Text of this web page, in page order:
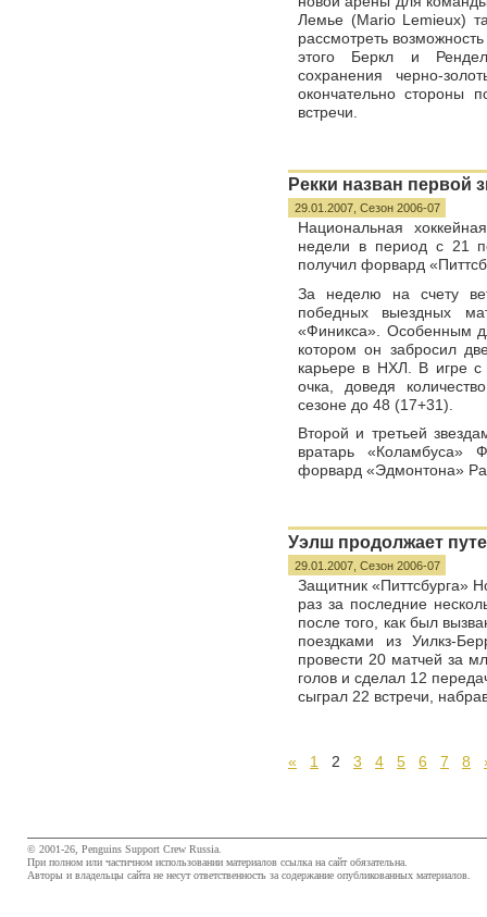
Лемье (Mario Lemieux)
рассмотреть
этого Беркл и
сохранения черно-
окончательно стороны
встречи.
Рекки назван первой
29.01.2007, Сезон 2006-07
Национальная
недели в период с 21
получил форвард
За неделю на счету
победных выездных
«Финикса». Особенным
котором он забросил
карьере в НХЛ. В игре
очка, доведя
сезоне до 48 (17+31).
Второй и третьей
вратарь «Коламбуса»
форвард «Эдмонтона»
Уэлш продолжает
29.01.2007, Сезон 2006-07
Защитник «Питтсбурга»
раз за последние
после того, как был
поездками из Уилкз-
провести 20 матчей за
голов и сделал 12
сыграл 22 встречи,
« 1 2 3 4 5 6 7 8
© 2001-26, Penguins Support Crew Russia.
При полном или частичном использовании материалов ссылка на сайт обязательна.
Авторы и владельцы сайта не несут ответственность за содержание опубликованных материалов.